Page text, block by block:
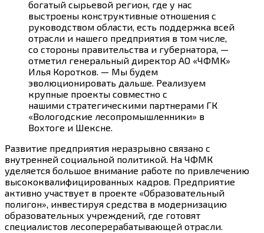
богатый сырьевой регион, где у нас
выстроены конструктивные отношения с
руководством области, есть поддержка всей
отрасли и нашего предприятия в том числе,
со стороны правительства и губернатора, —
отметил генеральный директор АО «ЧФМК»
Илья Коротков. — Мы будем
эволюционировать дальше. Реализуем
крупные проекты совместно с
нашими стратегическими партнерами ГК
«Вологодские лесопромышленники» в
Вохтоге и Шексне.
Развитие предприятия неразрывно связано с
внутренней социальной политикой. На ЧФМК
уделяется большое внимание работе по привлечению
высококвалифицированных кадров. Предприятие
активно участвует в проекте «Образовательный
полигон», инвестируя средства в модернизацию
образовательных учреждений, где готовят
специалистов лесоперерабатывающей отрасли.